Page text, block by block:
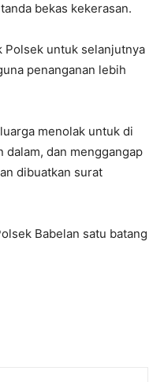
bekas kekerasan.
Polsek untuk selanjutnya
penanganan lebih
menolak untuk di
dalam, dan menggangap
dibuatkan surat
Babelan satu batang